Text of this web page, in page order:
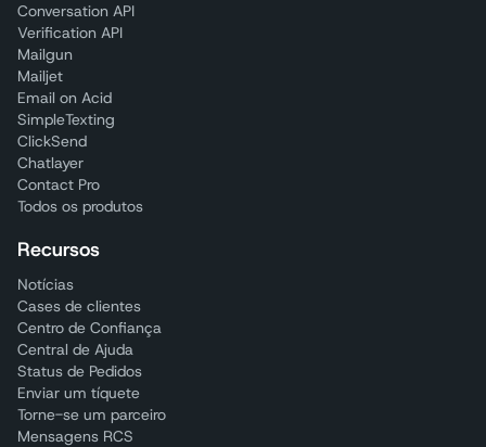
Conversation API
Verification API
Mailgun
Mailjet
Email on Acid
SimpleTexting
ClickSend
Chatlayer
Contact Pro
Todos os produtos
Recursos
Notícias
Cases de clientes
Centro de Confiança
Central de Ajuda
Status de Pedidos
Enviar um tíquete
Torne-se um parceiro
Mensagens RCS